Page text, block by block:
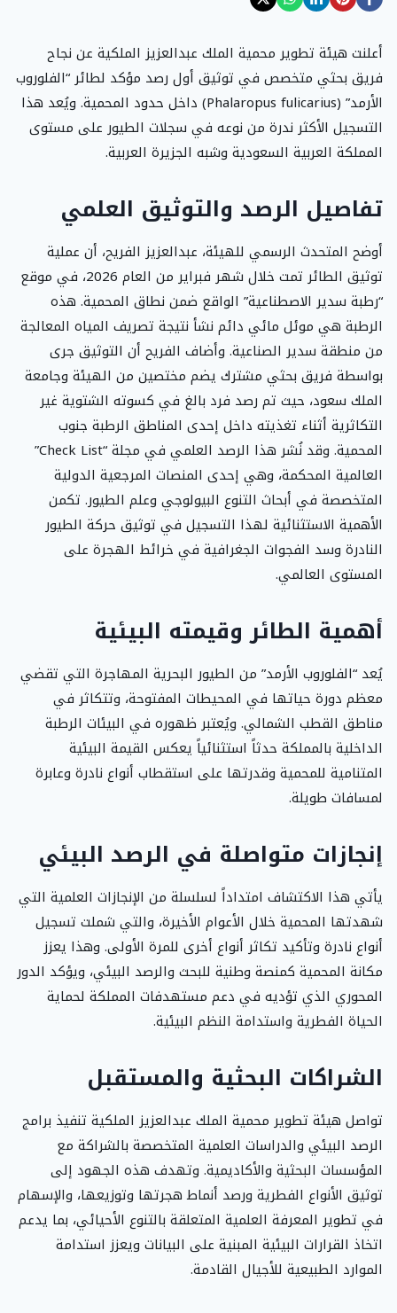
أعلنت هيئة تطوير محمية الملك عبدالعزيز الملكية عن نجاح
فريق بحثي متخصص في توثيق أول رصد مؤكد لطائر “الفلوروب
الأرمد” (Phalaropus fulicarius) داخل حدود المحمية. ويُعد هذا
التسجيل الأكثر ندرة من نوعه في سجلات الطيور على مستوى
المملكة العربية السعودية وشبه الجزيرة العربية.
تفاصيل الرصد والتوثيق العلمي
أوضح المتحدث الرسمي للهيئة، عبدالعزيز الفريح، أن عملية
توثيق الطائر تمت خلال شهر فبراير من العام 2026، في موقع
“رطبة سدير الاصطناعية” الواقع ضمن نطاق المحمية. هذه
الرطبة هي موئل مائي دائم نشأ نتيجة تصريف المياه المعالجة
من منطقة سدير الصناعية. وأضاف الفريح أن التوثيق جرى
بواسطة فريق بحثي مشترك يضم مختصين من الهيئة وجامعة
الملك سعود، حيث تم رصد فرد بالغ في كسوته الشتوية غير
التكاثرية أثناء تغذيته داخل إحدى المناطق الرطبة جنوب
المحمية. وقد نُشر هذا الرصد العلمي في مجلة “Check List”
العالمية المحكمة، وهي إحدى المنصات المرجعية الدولية
المتخصصة في أبحاث التنوع البيولوجي وعلم الطيور. تكمن
الأهمية الاستثنائية لهذا التسجيل في توثيق حركة الطيور
النادرة وسد الفجوات الجغرافية في خرائط الهجرة على
المستوى العالمي.
أهمية الطائر وقيمته البيئية
يُعد “الفلوروب الأرمد” من الطيور البحرية المهاجرة التي تقضي
معظم دورة حياتها في المحيطات المفتوحة، وتتكاثر في
مناطق القطب الشمالي. ويُعتبر ظهوره في البيئات الرطبة
الداخلية بالمملكة حدثاً استثنائياً يعكس القيمة البيئية
المتنامية للمحمية وقدرتها على استقطاب أنواع نادرة وعابرة
لمسافات طويلة.
إنجازات متواصلة في الرصد البيئي
يأتي هذا الاكتشاف امتداداً لسلسلة من الإنجازات العلمية التي
شهدتها المحمية خلال الأعوام الأخيرة، والتي شملت تسجيل
أنواع نادرة وتأكيد تكاثر أنواع أخرى للمرة الأولى. وهذا يعزز
مكانة المحمية كمنصة وطنية للبحث والرصد البيئي، ويؤكد الدور
المحوري الذي تؤديه في دعم مستهدفات المملكة لحماية
الحياة الفطرية واستدامة النظم البيئية.
الشراكات البحثية والمستقبل
تواصل هيئة تطوير محمية الملك عبدالعزيز الملكية تنفيذ برامج
الرصد البيئي والدراسات العلمية المتخصصة بالشراكة مع
المؤسسات البحثية والأكاديمية. وتهدف هذه الجهود إلى
توثيق الأنواع الفطرية ورصد أنماط هجرتها وتوزيعها، والإسهام
في تطوير المعرفة العلمية المتعلقة بالتنوع الأحيائي، بما يدعم
اتخاذ القرارات البيئية المبنية على البيانات ويعزز استدامة
الموارد الطبيعية للأجيال القادمة.